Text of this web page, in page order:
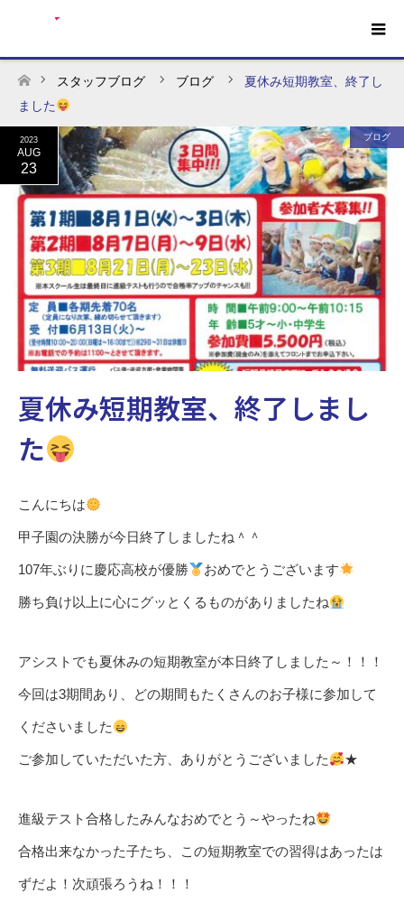
ホーム
スタッフブログ ブログ
夏休み短期教室、終了し
ました
2023
AUG
23
ブログ
夏休み短期教室、終了しまし
た
こんにちは
甲子園の決勝が今日終了しましたね＾＾
107年ぶりに慶応高校が優勝 おめでとうございます
勝ち負け以上に心にグッとくるものがありましたね
アシストでも夏休みの短期教室が本日終了しました～！！！
今回は3期間あり、どの期間もたくさんのお子様に参加して
くださいました
ご参加していただいた方、ありがとうございました ★
進級テスト合格したみんなおめでとう～やったね
合格出来なかった子たち、この短期教室での習得はあったは
ずだよ！次頑張ろうね！！！